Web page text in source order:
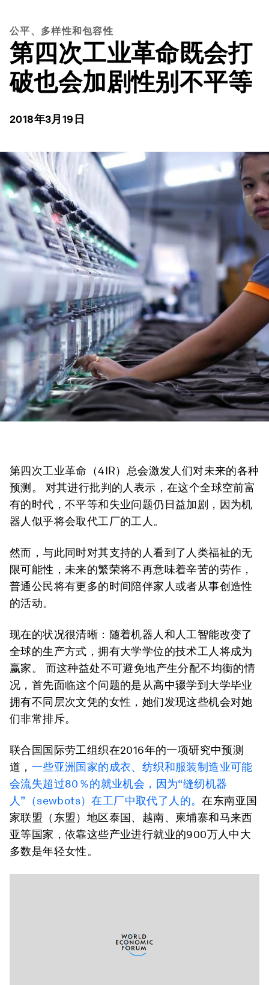
公平、多样性和包容性
第四次工业革命既会打
破也会加剧性别不平等
2018年3月19日
第四次工业革命（4IR）总会激发人们对未来的各种
预测。 对其进行批判的人表示，在这个全球空前富
有的时代，不平等和失业问题仍日益加剧，因为机
器人似乎将会取代工厂的工人。
然而，与此同时对其支持的人看到了人类福祉的无
限可能性，未来的繁荣将不再意味着辛苦的劳作，
普通公民将有更多的时间陪伴家人或者从事创造性
的活动。
现在的状况很清晰：随着机器人和人工智能改变了
全球的生产方式，拥有大学学位的技术工人将成为
赢家。 而这种益处不可避免地产生分配不均衡的情
况，首先面临这个问题的是从高中辍学到大学毕业
拥有不同层次文凭的女性，她们发现这些机会对她
们非常排斥。
联合国国际劳工组织在2016年的一项研究中预测
道， 一些亚洲国家的成衣、纺织和服装制造业可能
会流失超过80％的就业机会，因为“缝纫机器
人”（sewbots）在工厂中取代了人的。在东南亚国
家联盟（东盟）地区泰国、越南、柬埔寨和马来西
亚等国家，依靠这些产业进行就业的900万人中大
多数是年轻女性。